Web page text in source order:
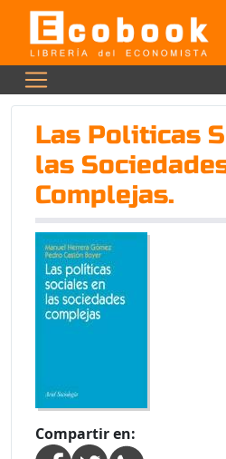
Las Politicas
las
Complejas.
Compartir en: